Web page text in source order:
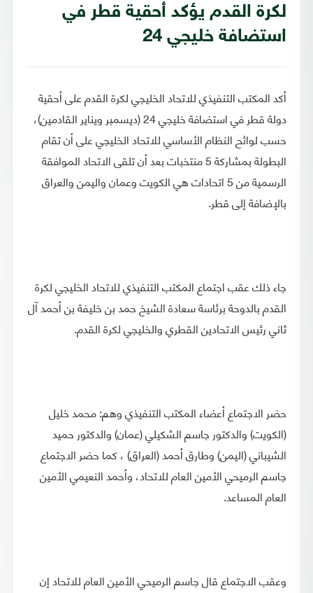
لكرة القدم يؤكد أحقية قطر في
استضافة خليجي 24
أكد المكتب التنفيذي للاتحاد الخليجي لكرة القدم على أحقية
دولة قطر في استضافة خليجي 24 (ديسمبر ويناير القادمين)،
حسب لوائح النظام الأساسي للاتحاد الخليجي على أن تقام
البطولة بمشاركة 5 منتخبات بعد أن تلقى الاتحاد الموافقة
الرسمية من 5 اتحادات هي الكويت وعمان واليمن والعراق
بالإضافة إلى قطر.
جاء ذلك عقب اجتماع المكتب التنفيذي للاتحاد الخليجي لكرة
القدم بالدوحة برئاسة سعادة الشيخ حمد بن خليفة بن أحمد آل
ثاني رئيس الاتحادين القطري والخليجي لكرة القدم.
حضر الاجتماع أعضاء المكتب التنفيذي وهم: محمد خليل
(الكويت) والدكتور جاسم الشكيلي (عمان) والدكتور حميد
الشيباني (اليمن) وطارق أحمد (العراق) ، كما حضر الاجتماع
جاسم الرميحي الأمين العام للاتحاد، وأحمد النعيمي الأمين
العام المساعد.
وعقب الاجتماع قال جاسم الرميحي الأمين العام للاتحاد إن